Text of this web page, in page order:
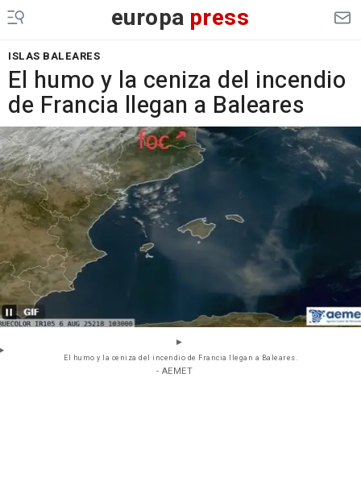
europa press
ISLAS BALEARES
El humo y la ceniza del incendio
de Francia llegan a Baleares
El humo y la ceniza del incendio de Francia llegan a Baleares.
- AEMET